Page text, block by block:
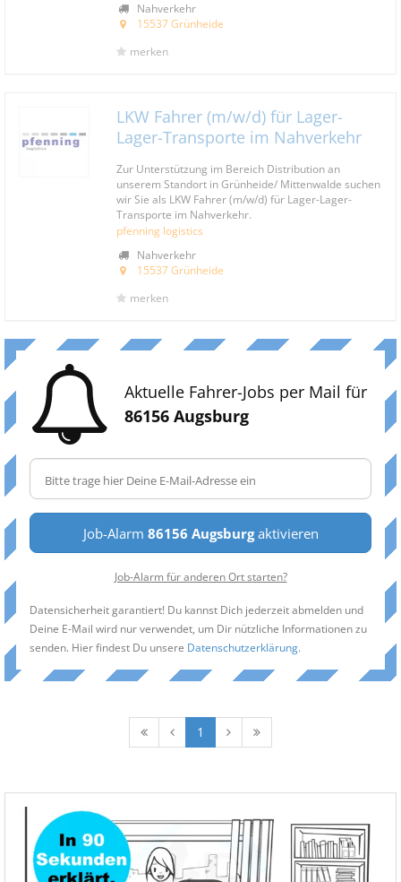
Nahverkehr
15537 Grünheide
merken
LKW Fahrer (m/w/d) für Lager-
Lager-Transporte im Nahverkehr
Zur Unterstützung im Bereich Distribution an
unserem Standort in Grünheide/ Mittenwalde suchen
wir Sie als LKW Fahrer (m/w/d) für Lager-Lager-
Transporte im Nahverkehr.
pfenning logistics
Nahverkehr
15537 Grünheide
merken
Aktuelle Fahrer-Jobs per Mail für
86156 Augsburg
Job-Alarm 86156 Augsburgaktivieren
Job-Alarm für anderen Ort starten?
Datensicherheit garantiert! Du kannst Dich jederzeit abmelden und
Deine E-Mail wird nur verwendet, um Dir nützliche Informationen zu
senden. Hier findest Du unsere Datenschutzerklärung.
1